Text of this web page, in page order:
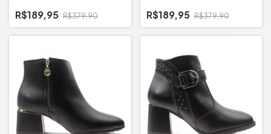
R$189,95 R$379,90 R$189,95 R$379,90